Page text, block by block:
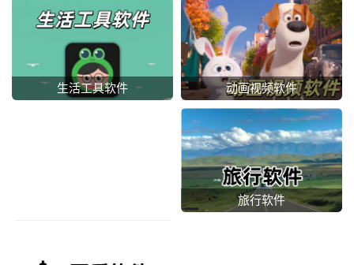
生活工具软件 动画视频软件
旅行软件